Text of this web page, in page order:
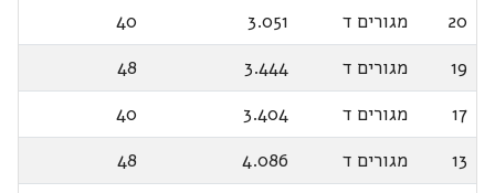
20
מגורים ד 3.051
40
19
מגורים ד 3.444
48
17
מגורים ד 3.404
40
13
מגורים ד 4.086
48